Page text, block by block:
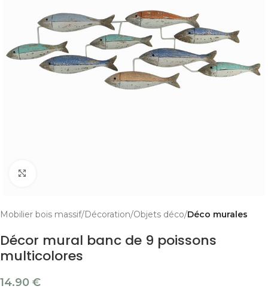
Mobilier bois massif Décoration Objets déco Déco murales
Décor mural banc de 9 poissons
multicolores
14.90 €